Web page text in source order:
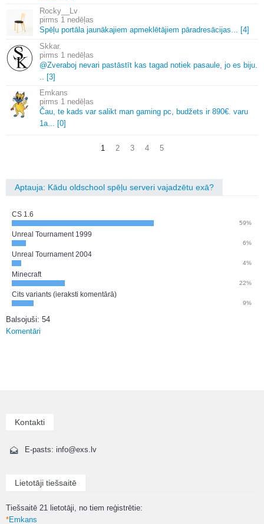
Rocky__Lv
1 nedēļas
Spēļu portāla jaunākajiem apmeklētājiem pāradresācijas.
[4]
Skkar.
1 nedēļas
@Zveraboj nevari pastāstīt kas tagad notiek pasaule, jo es biju.
[3]
Emkans
1 nedēļas
Čau, te kads var salikt man gaming pc, budžets ir 890€. varu
1a.
[0]
1 2 3 4 5
Aptauja: Kādu oldschool spēļu serveri vajadzētu exā?
CS 1.6
59%
Unreal Tournament 1999
6%
Unreal Tournament 2004
4%
Minecraft
22%
Cits variants (ieraksti komentārā)
9%
Balsojuši: 54
Komentāri
Kontakti
E-pasts: info@exs.lv
Lietotāji tiešsaitē
Tiešsaitē 21 lietotāji, no tiem reģistrētie:
*Emkans